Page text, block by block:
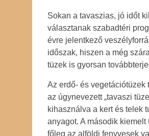
Sokan a tavaszias, jó időt
választanak szabadtéri
évre jelentkező
időszak, hiszen a még
tüzek is gyorsan
Az erdő- és vegetációtüzek
az úgynevezett „tavaszi
kihasználva a kert és telek
anyagot. A második
főleg az alföldi fenyvesek